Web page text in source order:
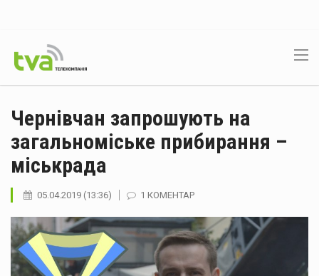
Чернівчан запрошують на
загальноміське прибирання –
міськрада
05.04.2019 (13:36) 1 КОМЕНТАР